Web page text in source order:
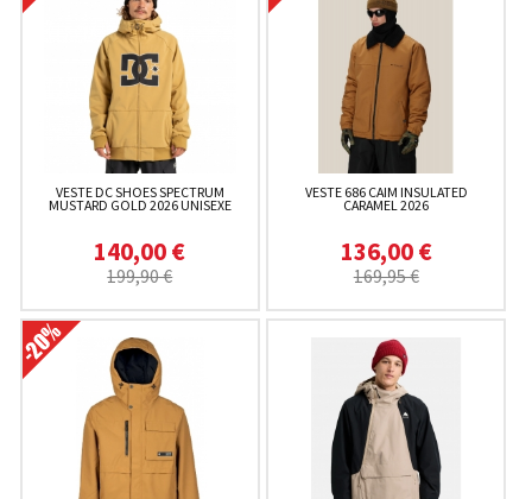
VESTE DC SHOES SPECTRUM
MUSTARD GOLD 2026 UNISEXE
140,00 €
199,90 €
VESTE 686 CAIM INSULATED
CARAMEL 2026
136,00 €
169,95 €